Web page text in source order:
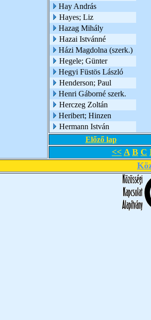
Hay András
Hayes; Liz
Hazag Mihály
Hazai Istvánné
Házi Magdolna (szerk.)
Hegele; Günter
Hegyi Füstös László
Henderson; Paul
Henri Gáborné szerk.
Herczeg Zoltán
Heribert; Hinzen
Hermann István
Előző lap
<< A B C